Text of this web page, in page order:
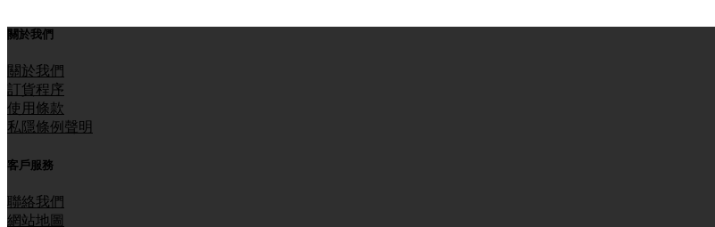
關於我們
關於我們
訂貨程序
使用條款
私隱條例聲明
客戶服務
聯絡我們
網站地圖